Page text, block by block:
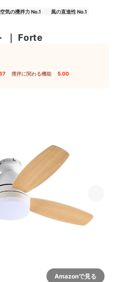
空気の攪拌力 No.1
風の直進性 No.1
Forte
攪拌に関わる機能 5.00
Amazonで見る